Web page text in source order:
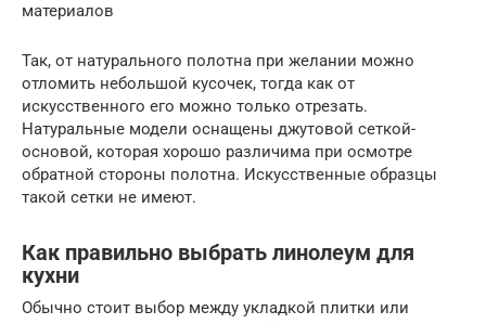
материалов
Так, от натурального полотна при желании можно
отломить небольшой кусочек, тогда как от
искусственного его можно только отрезать.
Натуральные модели оснащены джутовой сеткой-
основой, которая хорошо различима при осмотре
обратной стороны полотна. Искусственные образцы
такой сетки не имеют.
Как правильно выбрать линолеум для
кухни
Обычно стоит выбор между укладкой плитки или